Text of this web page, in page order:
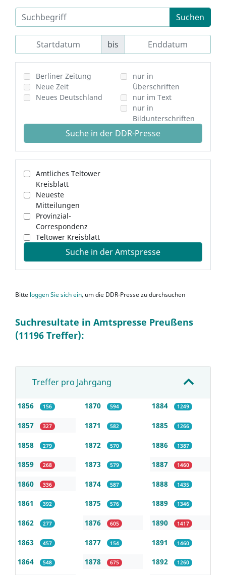
Suchen
bis
Berliner Zeitung
Neue Zeit
Neues Deutschland
nur in
Überschriften
nur im Text
nur in
Bildunterschriften
Suche in der DDR-Presse
Amtliches Teltower
Kreisblatt
Neueste
Mitteilungen
Provinzial-
Correspondenz
Teltower Kreisblatt
Suche in der Amtspresse
Bitte loggen Sie sich ein, um die DDR-Presse zu durchsuchen
Suchresultate in Amtspresse Preußens
(11196 Treffer):
Treffer pro Jahrgang
1856 156
1857 327
1858 279
1859 268
1860 336
1861 392
1862 277
1863 457
1864 548
1870 594
1871 582
1872 570
1873 579
1874 587
1875 576
1876 605
1877 154
1878 675
1884 1249
1885 1266
1886 1387
1887 1460
1888 1435
1889 1346
1890 1417
1891 1460
1892 1260